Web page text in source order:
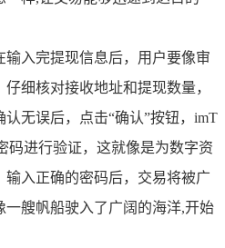
输入完提现信息后，用户要像审
细核对接收地址和提现数量，
无误后，点击“确认”按钮，imT
码进行验证，这就像是为数字资
输入正确的密码后，交易将被广
一艘帆船驶入了广阔的海洋,开始